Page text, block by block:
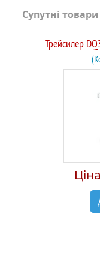
Супутні товари
Трейсилер